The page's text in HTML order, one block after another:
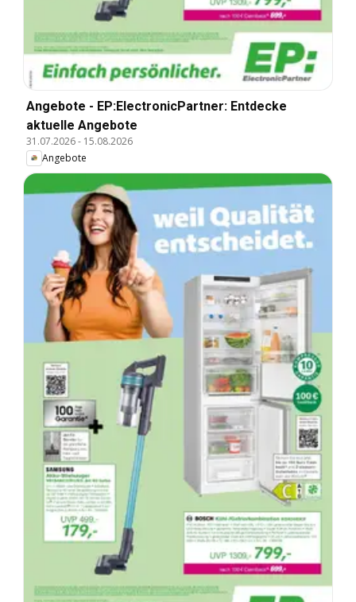
Angebote - EP:ElectronicPartner: Entdecke
aktuelle Angebote
31.07.2026- 15.08.2026
Angebote